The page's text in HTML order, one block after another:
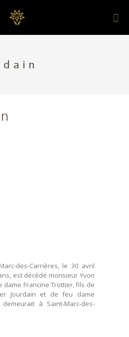
des-Carrières, le 30 avril
est décédé monsieur Yvon
dame Francine Trottier, fils de
Jourdain et de feu dame
à Saint-Marc-des-